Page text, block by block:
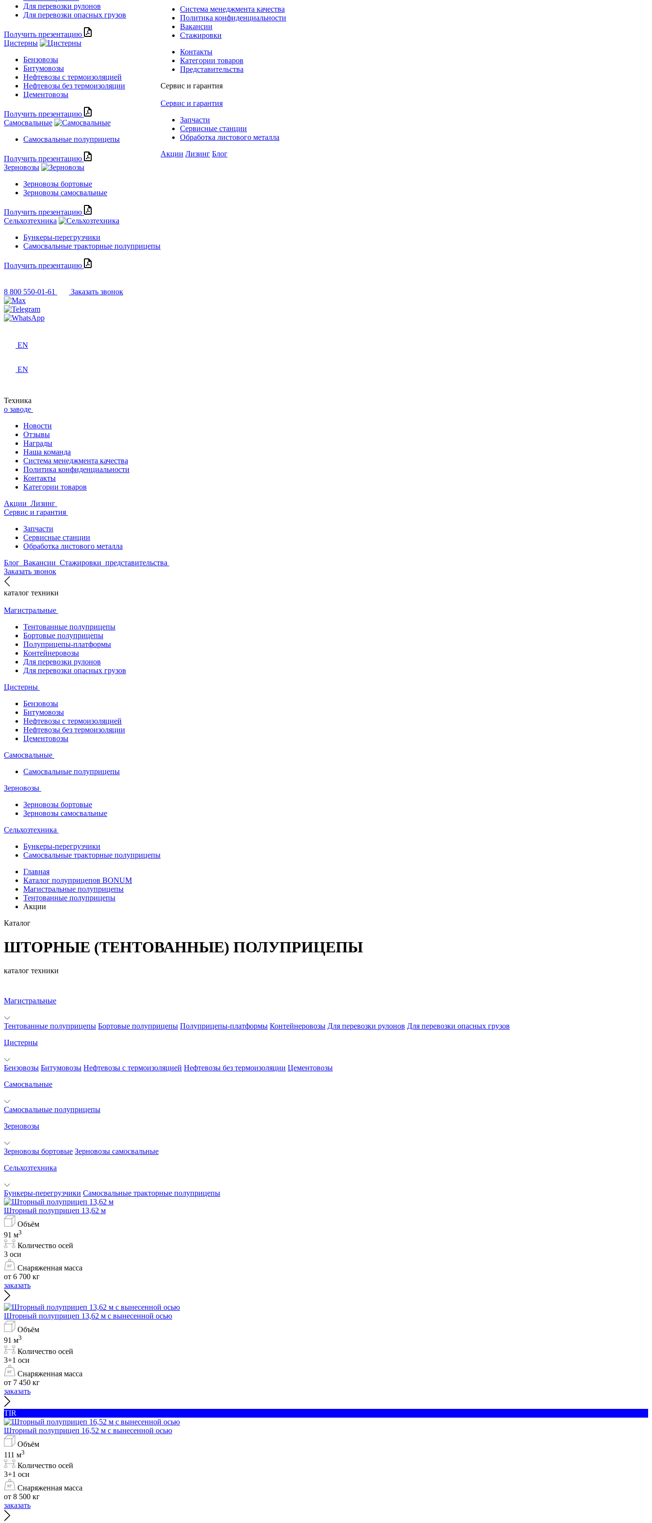
Для перевозки рулонов
Для перевозки опасных грузов
Получить презентацию
Цистерны
Бензовозы
Битумовозы
Нефтевозы с термоизоляцией
Нефтевозы без термоизоляции
Цементовозы
Получить презентацию
Самосвальные
Самосвальные полуприцепы
Получить презентацию
Зерновозы
Зерновозы бортовые
Зерновозы самосвальные
Получить презентацию
Сельхозтехника
Бункеры-перегрузчики
Самосвальные тракторные полуприцепы
Получить презентацию
Система менеджмента качества
Политика конфиденциальности
Вакансии
Стажировки
Контакты
Категории товаров
Представительства
Сервис и гарантия
Сервис и гарантия
Запчасти
Сервисные станции
Обработка листового металла
Акции Лизинг Блог
8 800 550-01-61 Заказать звонок
EN
EN
Техника
о заводе
Новости
Отзывы
Награды
Наша команда
Система менеджмента качества
Политика конфиденциальности
Контакты
Категории товаров
Акции Лизинг
Сервис и гарантия
Запчасти
Сервисные станции
Обработка листового металла
Блог Вакансии Стажировки представительства
Заказать звонок
каталог техники
Магистральные
Тентованные полуприцепы
Бортовые полуприцепы
Полуприцепы-платформы
Контейнеровозы
Для перевозки рулонов
Для перевозки опасных грузов
Цистерны
Бензовозы
Битумовозы
Нефтевозы с термоизоляцией
Нефтевозы без термоизоляции
Цементовозы
Самосвальные
Самосвальные полуприцепы
Зерновозы
Зерновозы бортовые
Зерновозы самосвальные
Сельхозтехника
Бункеры-перегрузчики
Самосвальные тракторные полуприцепы
Главная
Каталог полуприцепов BONUM
Магистральные полуприцепы
Тентованные полуприцепы
Акции
Каталог
ШТОРНЫЕ (ТЕНТОВАННЫЕ) ПОЛУПРИЦЕПЫ
каталог техники
Магистральные
Тентованные полуприцепы Бортовые полуприцепы Полуприцепы-платформы Контейнеровозы Для перевозки рулонов Для перевозки опасных грузов
Цистерны
Бензовозы Битумовозы Нефтевозы с термоизоляцией Нефтевозы без термоизоляции Цементовозы
Самосвальные
Самосвальные полуприцепы
Зерновозы
Зерновозы бортовые Зерновозы самосвальные
Сельхозтехника
Бункеры-перегрузчики Самосвальные тракторные полуприцепы
Шторный полуприцеп 13,62 м
Объём
91 м3
Количество осей
3 оси
Снаряженная масса
от 6 700 кг
заказать
Шторный полуприцеп 13,62 м с вынесенной осью
Объём
91 м3
Количество осей
3+1 оси
Снаряженная масса
от 7 450 кг
заказать
TIR
Шторный полуприцеп 16,52 м с вынесенной осью
Объём
111 м3
Количество осей
3+1 оси
Снаряженная масса
от 8 500 кг
заказать